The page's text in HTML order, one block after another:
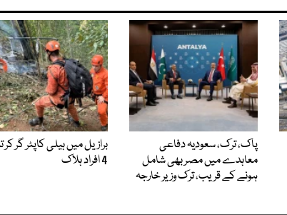
پاک، ترک، سعودیہ دفاعی
معاہدے میں مصر بھی شامل
ہونے کے قریب، ترک وزیر خارجہ
برازیل میں ہیلی کاپٹر گر کر
4 افراد ہلاک